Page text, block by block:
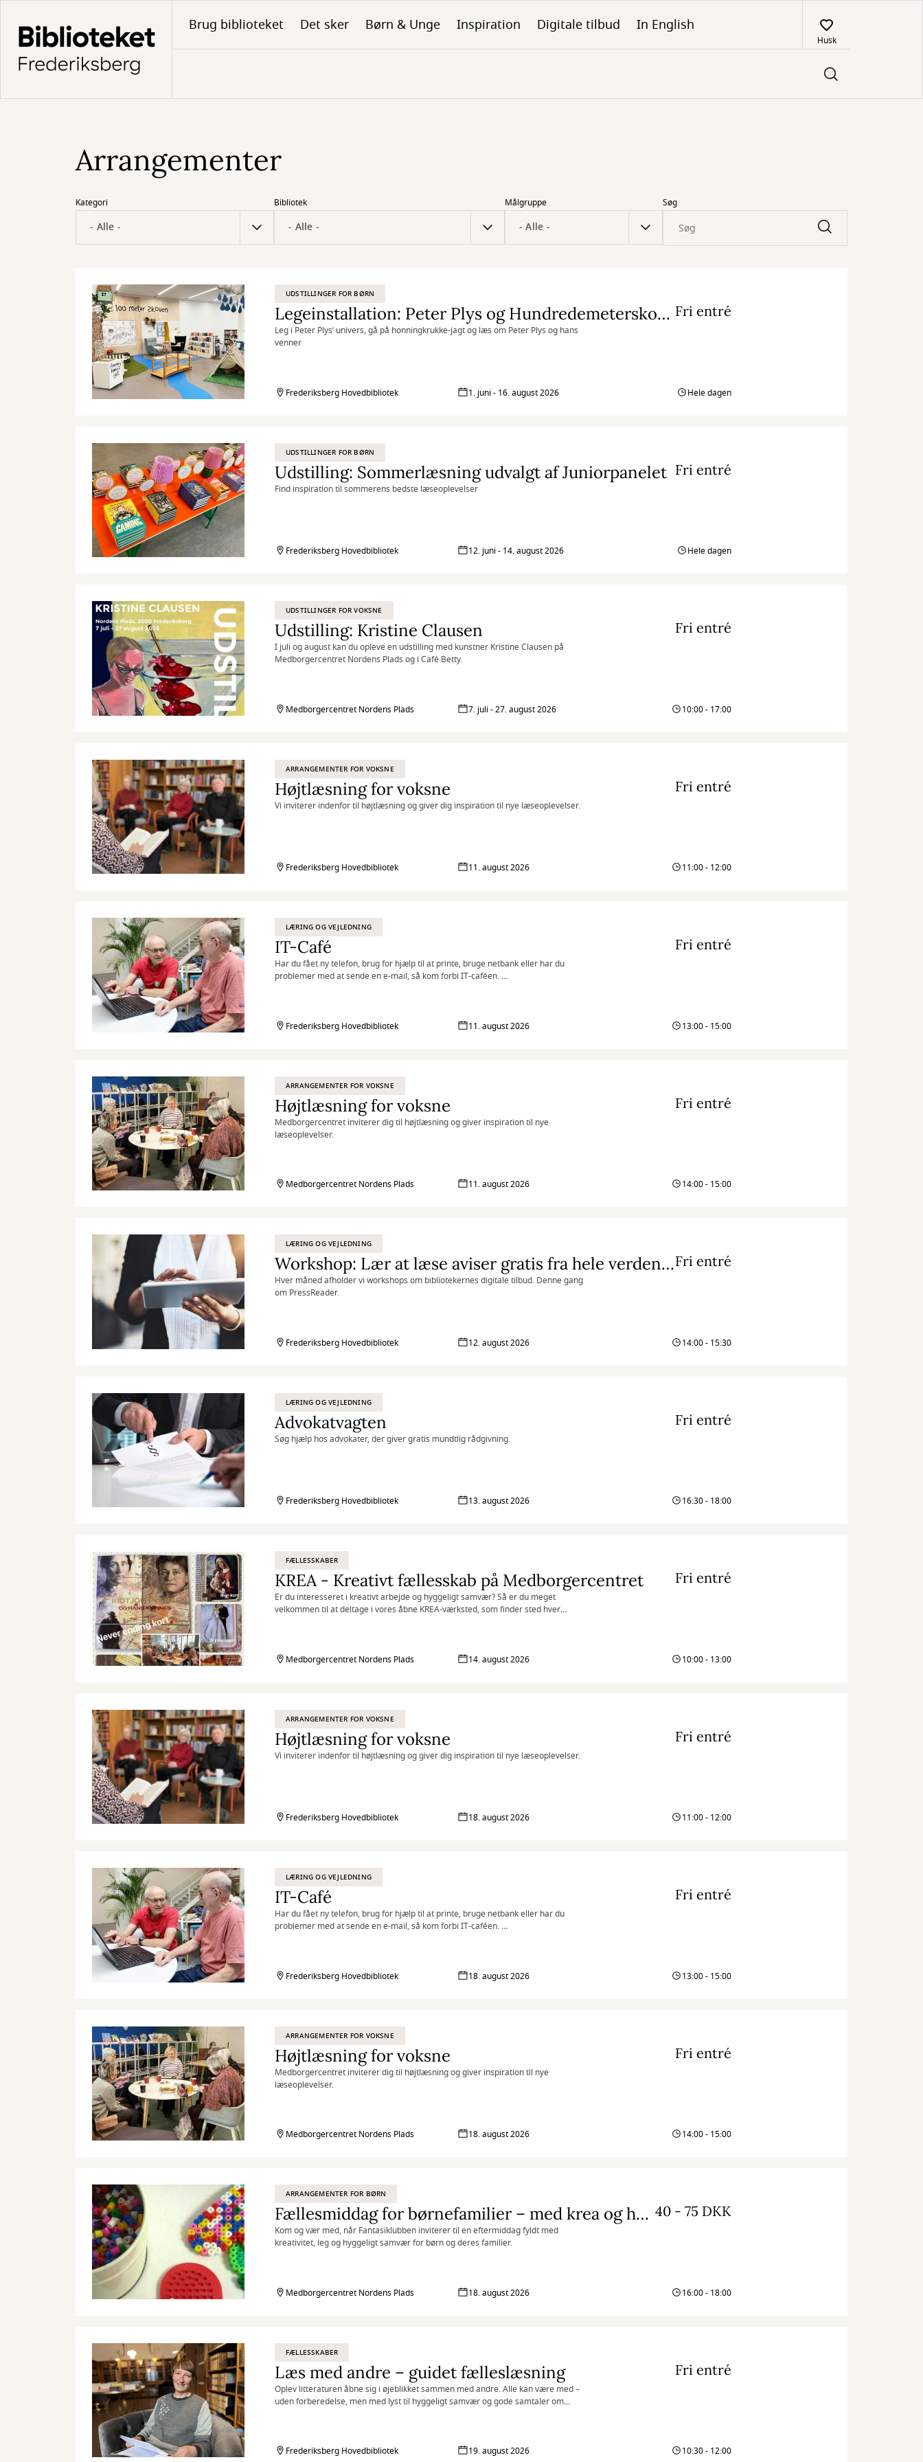
hovedindhold
Brug biblioteket Det sker Børn & Unge Inspiration Digitale tilbud In English
Husk
Arrangementer
Kategori Bibliotek Målgruppe Søg
UDSTILLINGER FOR BØRN
Legeinstallation: Peter Plys og Hundredemeterskoven
Leg i Peter Plys’ univers, gå på honningkrukke-jagt og læs om Peter Plys og hans
venner
Fri entré
Frederiksberg Hovedbibliotek 1. juni - 16. august 2026 Hele dagen
UDSTILLINGER FOR BØRN
Udstilling: Sommerlæsning udvalgt af Juniorpanelet
Find inspiration til sommerens bedste læseoplevelser
Fri entré
Frederiksberg Hovedbibliotek 12. juni - 14. august 2026 Hele dagen
UDSTILLINGER FOR VOKSNE
Udstilling: Kristine Clausen
I juli og august kan du opleve en udstilling med kunstner Kristine Clausen på
Medborgercentret Nordens Plads og i Café Betty.
Fri entré
Medborgercentret Nordens Plads 7. juli - 27. august 2026 10:00 - 17:00
ARRANGEMENTER FOR VOKSNE
Højtlæsning for voksne
Vi inviterer indenfor til højtlæsning og giver dig inspiration til nye læseoplevelser.
Fri entré
Frederiksberg Hovedbibliotek 11. august 2026 11:00 - 12:00
LÆRING OG VEJLEDNING
IT-Café
Har du fået ny telefon, brug for hjælp til at printe, bruge netbank eller har du
problemer med at sende en e-mail, så kom forbi IT-caféen.
Fri entré
Frederiksberg Hovedbibliotek 11. august 2026 13:00 - 15:00
ARRANGEMENTER FOR VOKSNE
Højtlæsning for voksne
Medborgercentret inviterer dig til højtlæsning og giver inspiration til nye
læseoplevelser.
Fri entré
Medborgercentret Nordens Plads 11. august 2026 14:00 - 15:00
LÆRING OG VEJLEDNING
Workshop: Lær at læse aviser gratis fra hele verden med PressReader
Hver måned afholder vi workshops om bibliotekernes digitale tilbud. Denne gang
om PressReader.
Fri entré
Frederiksberg Hovedbibliotek 12. august 2026 14:00 - 15:30
LÆRING OG VEJLEDNING
Advokatvagten
Søg hjælp hos advokater, der giver gratis mundtlig rådgivning.
Fri entré
Frederiksberg Hovedbibliotek 13. august 2026 16:30 - 18:00
FÆLLESSKABER
KREA - Kreativt fællesskab på Medborgercentret
Er du interesseret i kreativt arbejde og hyggeligt samvær? Så er du meget
velkommen til at deltage i vores åbne KREA-værksted, som finder sted hver
Fri entré
Medborgercentret Nordens Plads 14. august 2026 10:00 - 13:00
ARRANGEMENTER FOR VOKSNE
Højtlæsning for voksne
Vi inviterer indenfor til højtlæsning og giver dig inspiration til nye læseoplevelser.
Fri entré
Frederiksberg Hovedbibliotek 18. august 2026 11:00 - 12:00
LÆRING OG VEJLEDNING
IT-Café
Har du fået ny telefon, brug for hjælp til at printe, bruge netbank eller har du
problemer med at sende en e-mail, så kom forbi IT-caféen.
Fri entré
Frederiksberg Hovedbibliotek 18. august 2026 13:00 - 15:00
ARRANGEMENTER FOR VOKSNE
Højtlæsning for voksne
Medborgercentret inviterer dig til højtlæsning og giver inspiration til nye
læseoplevelser.
Fri entré
Medborgercentret Nordens Plads 18. august 2026 14:00 - 15:00
ARRANGEMENTER FOR BØRN
Fællesmiddag for børnefamilier – med krea og højtlæsning
Kom og vær med, når Fantasiklubben inviterer til en eftermiddag fyldt med
kreativitet, leg og hyggeligt samvær for børn og deres familier.
40 - 75 DKK
Medborgercentret Nordens Plads 18. august 2026 16:00 - 18:00
FÆLLESSKABER
Læs med andre – guidet fælleslæsning
Oplev litteraturen åbne sig i øjeblikket sammen med andre. Alle kan være med –
uden forberedelse, men med lyst til hyggeligt samvær og gode samtaler om
Fri entré
Frederiksberg Hovedbibliotek 19. august 2026 10:30 - 12:00